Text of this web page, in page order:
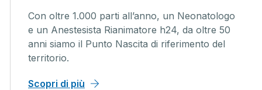
Con oltre 1.000 parti all’anno, un Neonatologo
e un Anestesista Rianimatore h24, da oltre 50
anni siamo il Punto Nascita di riferimento del
territorio.
Scopri di più